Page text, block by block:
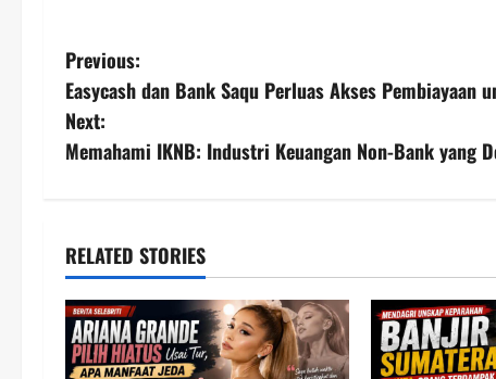
P
o
s
n
a
v
Previous:
Easycash dan Bank Saqu Perluas Akses
Next:
Memahami IKNB: Industri Keuangan Non-Bank yang
RELATED STORIES